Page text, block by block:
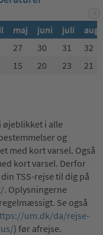
maj juni juli
aug
27 30 31
32
15 20 23 21
øjeblikket i alle
og
med kort varsel. Også
kort varsel. Derfor
TSS-rejse til dig på
. Oplysningerne
Se også
um.dk/da/rejse-
) før afrejse.